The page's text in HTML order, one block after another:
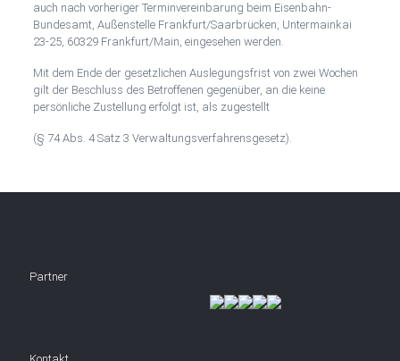
auch nach vorheriger Terminvereinbarung beim Eisenbahn-
Bundesamt, Außenstelle Frankfurt/Saarbrücken, Untermainkai
23-25, 60329 Frankfurt/Main, eingesehen werden.
Mit dem Ende der gesetzlichen Auslegungsfrist von zwei Wochen
gilt der Beschluss des Betroffenen gegenüber, an die keine
persönliche Zustellung erfolgt ist, als zugestellt
(§ 74 Abs. 4 Satz 3 Verwaltungsverfahrensgesetz).
Partner